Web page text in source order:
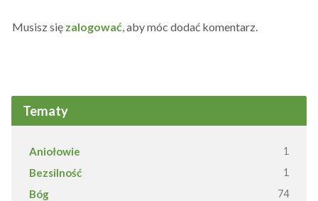
Musisz się zalogować , aby móc dodać komentarz.
Tematy
Aniołowie 1
Bezsilność 1
Bóg 74